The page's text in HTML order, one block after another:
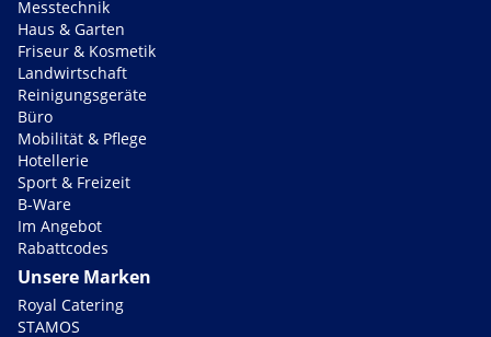
Messtechnik
Haus & Garten
Friseur & Kosmetik
Landwirtschaft
Reinigungsgeräte
Büro
Mobilität & Pflege
Hotellerie
Sport & Freizeit
B-Ware
Im Angebot
Rabattcodes
Unsere Marken
Royal Catering
STAMOS